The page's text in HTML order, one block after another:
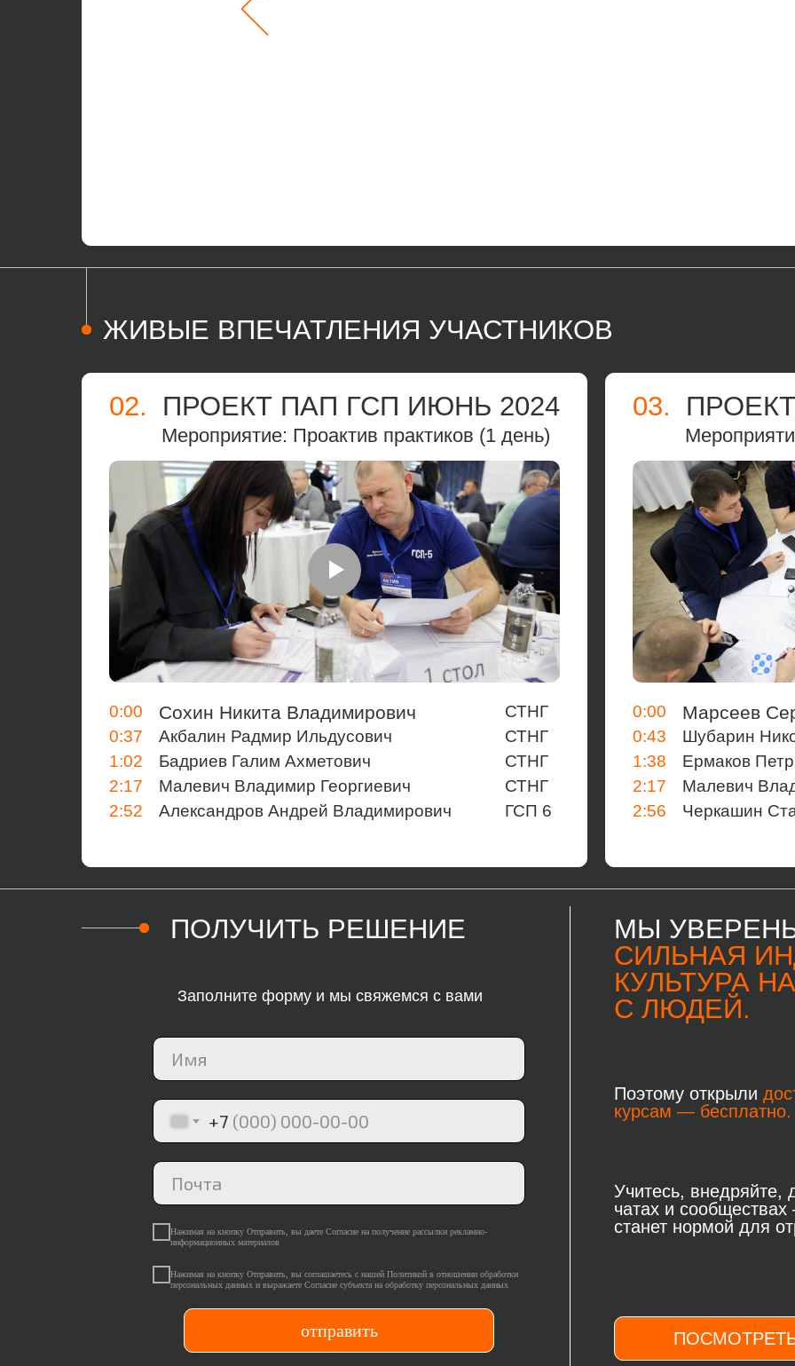
ЖИВЫЕ ВПЕЧАТЛЕНИЯ УЧАСТНИКОВ
03.
0:00 Марсеев
0:43
Шубарин
1:38
Ермаков
2:17
Малевич
2:56
Черкашин
02. ПРОЕКТ ПАП ГСП ИЮНЬ 2024
0:00 Сохин Никита Владимирович
СТНГ
СТНГ
СТНГ
СТНГ
ГСП 6
0:37
Акбалин Радмир Ильдусович
1:02
Бадриев Галим Ахметович
2:17
Малевич Владимир Георгиевич
2:52
Александров Андрей Владимирович
Мероприятие: Проактив практиков (1 день)
МЫ
СИЛЬНАЯ
КУЛЬТУРА
С ЛЮДЕЙ.
Поэтому открыли
курсам — бесплатно.
Учитесь, внедряйте,
чатах и
станет нормой для
Заполните форму и мы свяжемся с вами
+7
Нажимая на кнопку Отправить, вы даете Согласие на получение рассылки рекламно-
информационных материалов
Нажимая на кнопку Отправить, вы соглашаетесь с нашей Политикой в отношении обработки
персональных данных и выражаете Согласие субъекта на обработку персональных данных
отправить
ПОЛУЧИТЬ РЕШЕНИЕ